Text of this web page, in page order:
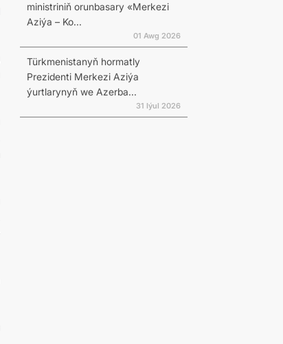
ministriniň orunbasary «Merkezi
Aziýa – Ko...
01 Awg 2026
Türkmenistanyň hormatly
Prezidenti Merkezi Aziýa
ýurtlarynyň we Azerba...
31 Iýul 2026